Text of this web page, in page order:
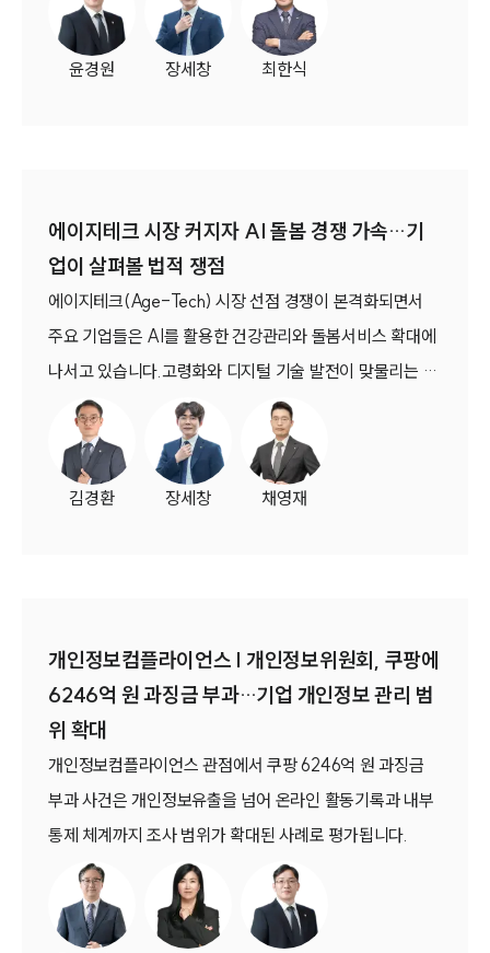
NEWS
언론보도
대륜법률상담예약
대륜법률상담예약
‘의료행위’의 개념과 판단기준을 전면적으로 재정립했고, 이
과정에서 2004년 문신 관련 판례를 비롯한 종전 대법원 판
례도 변경됐습니다. (대법원 2026. 5. 21. 선고 2022도
윤경원 장세창 최한식
에이지테크 시장 커지자 AI 돌봄 경쟁 가속…기
업이 살펴볼 법적 쟁점
에이지테크(Age-Tech) 시장 선점 경쟁이 본격화되면서
주요 기업들은 AI를 활용한 건강관리와 돌봄서비스 확대에
나서고 있습니다.고령화와 디지털 기술 발전이 맞물리는 가
운데 개인정보 보호, 의료기기 규제, 데이터 활용, 계약 체계
등 기업이 검토해야 할 법적 이슈도 함께 증가하고 있습니
다.
김경환
장세창 채영재
개인정보컴플라이언스 | 개인정보위원회, 쿠팡에
6246억 원 과징금 부과…기업 개인정보 관리 범
위 확대
개인정보컴플라이언스 관점에서 쿠팡 6246억 원 과징금
부과 사건은 개인정보유출을 넘어 온라인 활동기록과 내부
통제 체계까지 조사 범위가 확대된 사례로 평가됩니다.